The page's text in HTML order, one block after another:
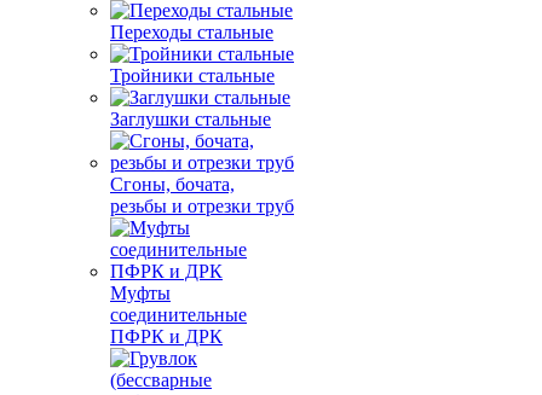
Переходы стальные
Тройники стальные
Заглушки стальные
Сгоны, бочата,
резьбы и отрезки труб
Муфты
соединительные
ПФРК и ДРК